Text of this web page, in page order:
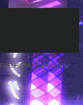
Ярость